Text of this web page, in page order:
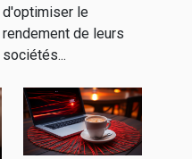
d'optimiser le
rendement de leurs
sociétés...